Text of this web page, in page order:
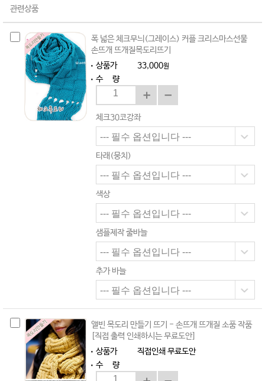
관련상품
폭 넓은 체크무늬(그레이스) 커플 크리스마스선물
손뜨개 뜨개질목도리뜨기
상품가
33,000원
수 량
체크30코강좌
타래(뭉치)
색상
샘플제작 줄바늘
추가 바늘
앨빈 목도리 만들기 뜨기 - 손뜨개 뜨개질 소품 작품
[직접 출력 인쇄하시는 무료도안]
상품가
직접인쇄 무료도안
수 량